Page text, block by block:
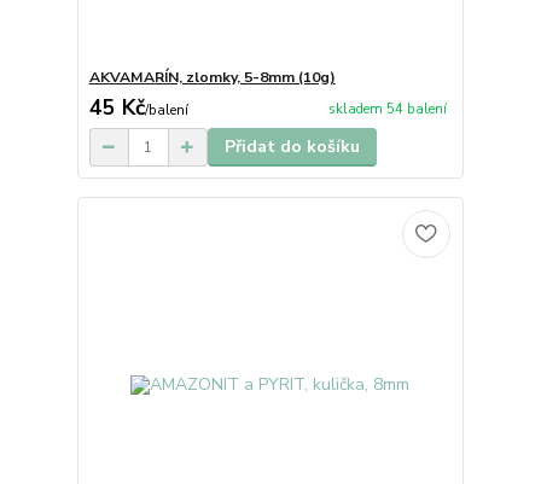
AKVAMARÍN, zlomky, 5-8mm (10g)
45 Kč/balení skladem 54 balení
Přidat do košíku